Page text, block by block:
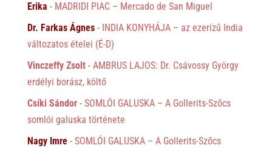
Erika - MADRIDI PIAC – Mercado de San Miguel
Dr. Farkas Ágnes- INDIA KONYHÁJA – az ezerízű India
változatos ételei (É-D)
Vinczeffy Zsolt- AMBRUS LAJOS: Dr. Csávossy György
erdélyi borász, költő
Csíki Sándor- SOMLÓI GALUSKA – A Gollerits-Szőcs
somlói galuska története
Nagy Imre- SOMLÓI GALUSKA – A Gollerits-Szőcs